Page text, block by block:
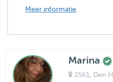
Meer informatie
Marina
2561 , Den